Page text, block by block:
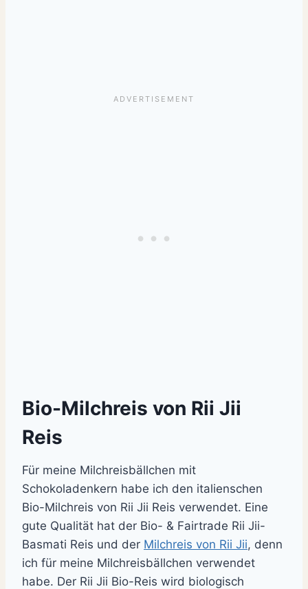
Bio-Milchreis von Rii Jii
Reis
Für meine Milchreisbällchen mit
Schokoladenkern habe ich den italienschen
Bio-Milchreis von Rii Jii Reis verwendet. Eine
gute Qualität hat der Bio- & Fairtrade Rii Jii-
Basmati Reis und der Milchreis von Rii Jii, denn
ich für meine Milchreisbällchen verwendet
habe. Der Rii Jii Bio-Reis wird biologisch